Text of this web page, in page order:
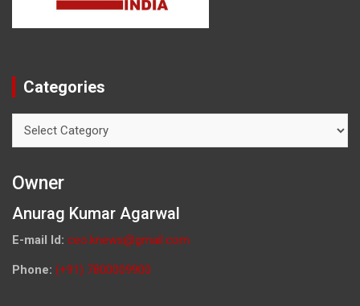
Categories
Owner
Anurag Kumar Agarwal
E-mail Id: ceo.knews@gmail.com
Phone: (+91) 7800009900